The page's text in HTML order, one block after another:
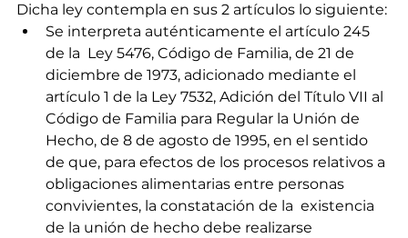
Dicha ley contempla en sus 2 artículos lo siguiente:
Se interpreta auténticamente el artículo 245
de la  Ley 5476, Código de Familia, de 21 de
diciembre de 1973, adicionado mediante el
artículo 1 de la Ley 7532, Adición del Título VII al
Código de Familia para Regular la Unión de
Hecho, de 8 de agosto de 1995, en el sentido
de que, para efectos de los procesos relativos a
obligaciones alimentarias entre personas
convivientes, la constatación de la  existencia
de la unión de hecho debe realizarse